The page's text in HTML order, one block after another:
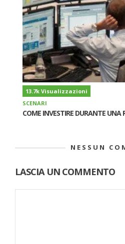
13.7k Visualizzazioni
SCENARI
COME INVESTIRE DURANTE UNA
NESSUN
LASCIA UN COMMENTO